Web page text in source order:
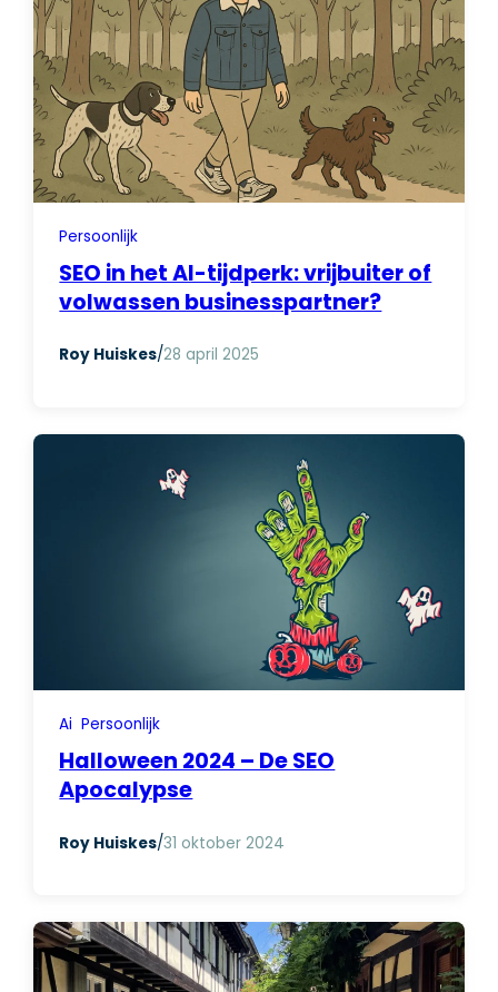
Persoonlijk
SEO in het AI-tijdperk: vrijbuiter of
volwassen businesspartner?
Roy Huiskes/28 april 2025
Ai Persoonlijk
Halloween 2024 – De SEO
Apocalypse
Roy Huiskes/31 oktober 2024